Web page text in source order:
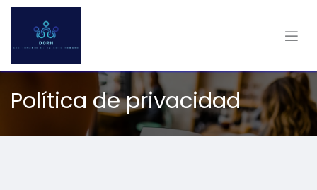
Ir al contenido
Política de privacidad